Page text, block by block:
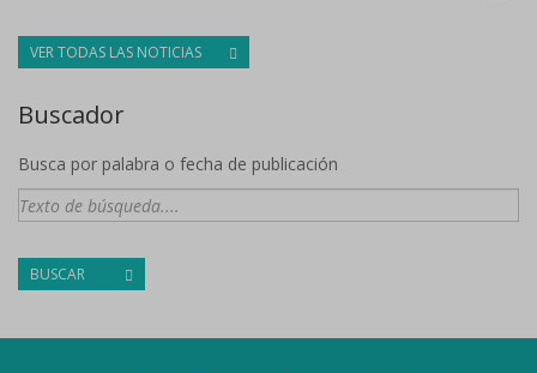
VER TODAS LAS NOTICIAS
Buscador
Busca por palabra o fecha de publicación
BUSCAR